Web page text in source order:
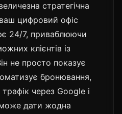
стратегічна
цифровий офіс
24/7, приваблюючи
клієнтів із
не просто показує
бронювання,
через Google і
дати жодна